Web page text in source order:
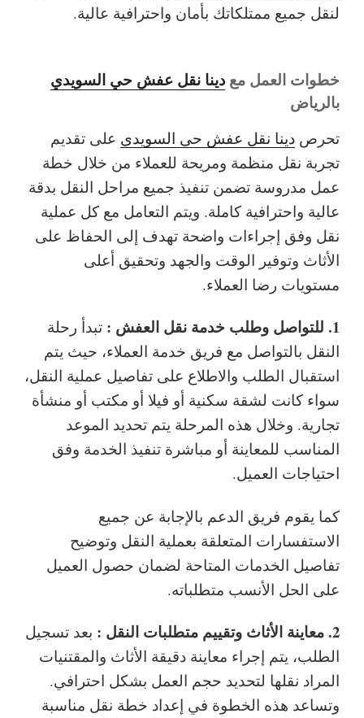
لنقل جميع ممتلكاتك بأمان واحترافية عالية.
خطوات العمل مع دينا نقل عفش حي السويدي
بالرياض
تحرص دينا نقل عفش حي السويدي على تقديم
تجربة نقل منظمة ومريحة للعملاء من خلال خطة
عمل مدروسة تضمن تنفيذ جميع مراحل النقل بدقة
عالية واحترافية كاملة. ويتم التعامل مع كل عملية
نقل وفق إجراءات واضحة تهدف إلى الحفاظ على
الأثاث وتوفير الوقت والجهد وتحقيق أعلى
مستويات رضا العملاء.
1. للتواصل وطلب خدمة نقل العفش :
تبدأ رحلة
النقل بالتواصل مع فريق خدمة العملاء، حيث يتم
استقبال الطلب والاطلاع على تفاصيل عملية النقل،
سواء كانت لشقة سكنية أو فيلا أو مكتب أو منشأة
تجارية. وخلال هذه المرحلة يتم تحديد الموعد
المناسب للمعاينة أو مباشرة تنفيذ الخدمة وفق
احتياجات العميل.
كما يقوم فريق الدعم بالإجابة عن جميع
الاستفسارات المتعلقة بعملية النقل وتوضيح
تفاصيل الخدمات المتاحة لضمان حصول العميل
على الحل الأنسب متطلباته.
2. معاينة الأثاث وتقييم متطلبات النقل :
بعد تسجيل
الطلب، يتم إجراء معاينة دقيقة الأثاث والمقتنيات
المراد نقلها لتحديد حجم العمل بشكل احترافي.
وتساعد هذه الخطوة في إعداد خطة نقل مناسبة